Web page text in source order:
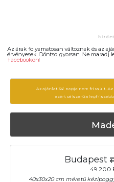
Az árak folyamatosan változnak és az
érvényesek. Döntsd gyorsan. Ne maradj
Facebookon!
Az ajánlat 341 napja nem frissült.
ezért célszerű a
Budapest
49.200
40x30x20 cm méretű